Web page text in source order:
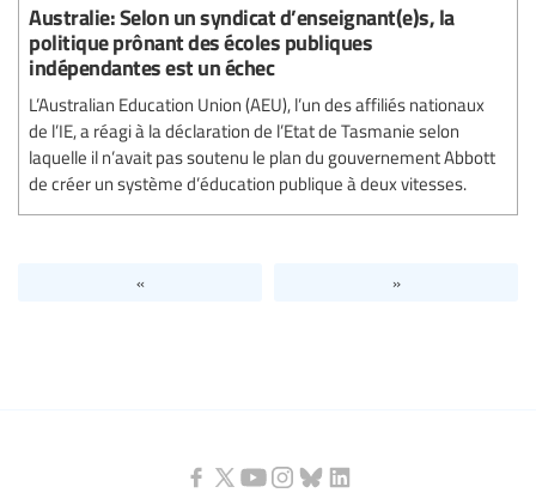
Australie: Selon un syndicat d’enseignant(e)s, la
politique prônant des écoles publiques
indépendantes est un échec
L’Australian Education Union (AEU), l’un des affiliés nationaux
de l’IE, a réagi à la déclaration de l’Etat de Tasmanie selon
laquelle il n’avait pas soutenu le plan du gouvernement Abbott
de créer un système d’éducation publique à deux vitesses.
« »